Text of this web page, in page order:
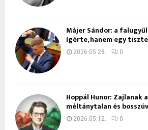
Májer Sándor: a
ígérte, hanem egy
2026.05.28. 0
Hoppál Hunor: Zajlanak
méltánytalan és
2026.05.12. 0